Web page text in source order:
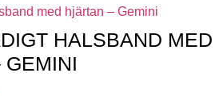
HALSBAND MED
GEMINI